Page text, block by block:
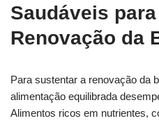
Saudáveis
Renovação da
Para sustentar a renovação da
alimentação equilibrada
Alimentos ricos em nutrientes,